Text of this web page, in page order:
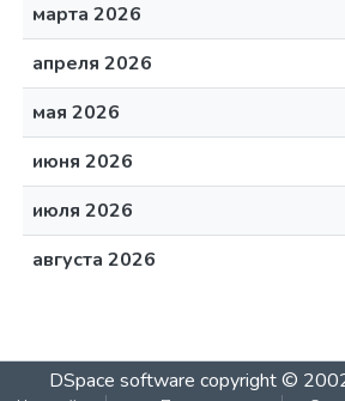
марта 2026
апреля 2026
мая 2026
июня 2026
июля 2026
августа 2026
DSpace software copyright ©